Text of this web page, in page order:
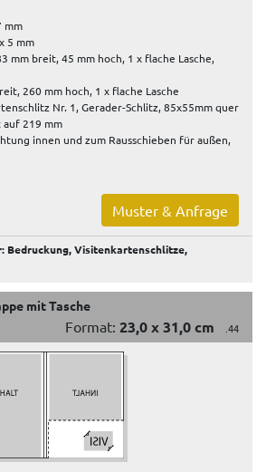
mm
5 mm
mm breit, 45 mm hoch, 1 x flache Lasche,
260 mm hoch, 1 x flache Lasche
Nr. 1, Gerader-Schlitz, 85x55mm quer
219 mm
innen und zum Rausschieben für außen,
Muster & Anfrage
Bedruckung, Visitenkartenschlitze,
mit Tasche
Format: 23,0 x 31,0 cm .44